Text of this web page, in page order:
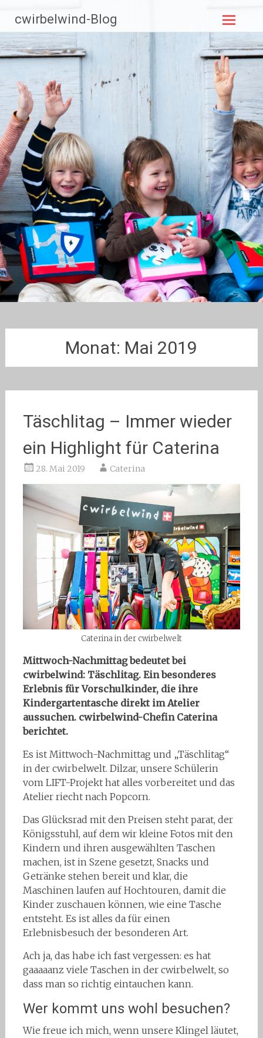
Inhalt
springen
cwirbelwind-Blog
Monat: Mai 2019
Täschlitag – Immer wieder
ein Highlight für Caterina
28. Mai 2019 Caterina
Caterina in der cwirbelwelt
Mittwoch-Nachmittag bedeutet bei
cwirbelwind: Täschlitag. Ein besonderes
Erlebnis für Vorschulkinder, die ihre
Kindergartentasche direkt im Atelier
aussuchen. cwirbelwind-Chefin Caterina
berichtet.
Es ist Mittwoch-Nachmittag und „Täschlitag“
in der cwirbelwelt. Dilzar, unsere Schülerin
vom LIFT-Projekt hat alles vorbereitet und das
Atelier riecht nach Popcorn.
Das Glücksrad mit den Preisen steht parat, der
Königsstuhl, auf dem wir kleine Fotos mit den
Kindern und ihren ausgewählten Taschen
machen, ist in Szene gesetzt, Snacks und
Getränke stehen bereit und klar, die
Maschinen laufen auf Hochtouren, damit die
Kinder zuschauen können, wie eine Tasche
entsteht. Es ist alles da für einen
Erlebnisbesuch der besonderen Art.
Ach ja, das habe ich fast vergessen: es hat
gaaaaanz viele Taschen in der cwirbelwelt, so
dass man so richtig eintauchen kann.
Wer kommt uns wohl besuchen?
Wie freue ich mich, wenn unsere Klingel läutet,